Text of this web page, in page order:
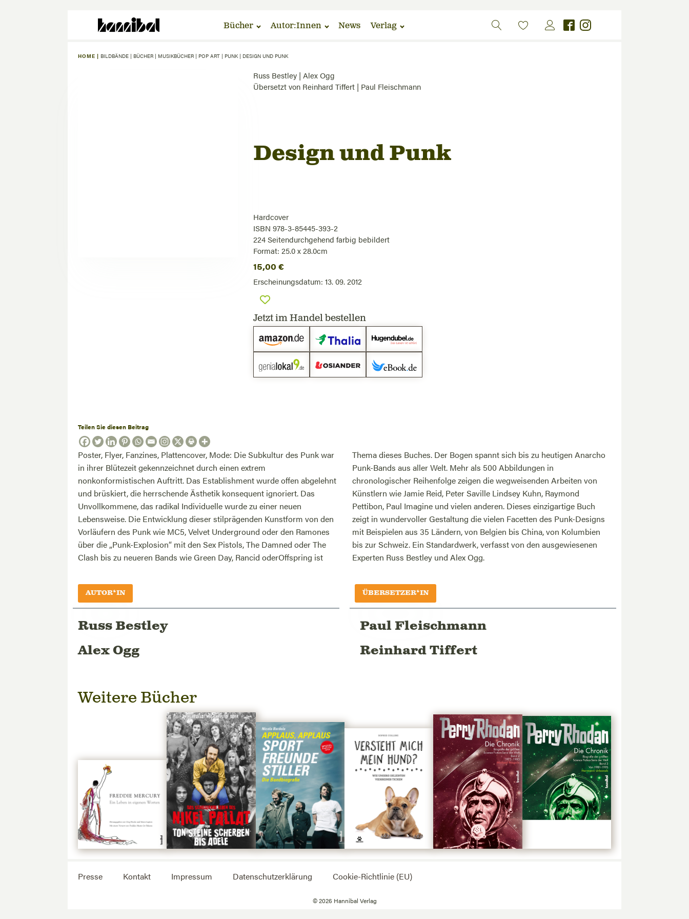
Bücher Autor:Innen News Verlag
HOME | BILDBÄNDE | BÜCHER | MUSIKBÜCHER | POP ART | PUNK| DESIGN UND PUNK
Russ Bestley | Alex Ogg
Übersetzt von Reinhard Tiffert | Paul Fleischmann
Design und Punk
Hardcover
ISBN 978-3-85445-393-2
224 Seitendurchgehend farbig bebildert
Format: 25.0 x 28.0cm
15,00 €
Erscheinungsdatum: 13. 09. 2012
Jetzt im Handel bestellen
Teilen Sie diesen Beitrag
Poster, Flyer, Fanzines, Plattencover, Mode: Die Subkultur des Punk war
in ihrer Blütezeit gekennzeichnet durch einen extrem
nonkonformistischen Auftritt. Das Establishment wurde offen abgelehnt
und brüskiert, die herrschende Ästhetik konsequent ignoriert. Das
Unvollkommene, das radikal Individuelle wurde zu einer neuen
Lebensweise. Die Entwicklung dieser stilprägenden Kunstform von den
Vorläufern des Punk wie MC5, Velvet Underground oder den Ramones
über die „Punk-Explosion“ mit den Sex Pistols, The Damned oder The
Clash bis zu neueren Bands wie Green Day, Rancid oderOffspring ist
Thema dieses Buches. Der Bogen spannt sich bis zu heutigen Anarcho
Punk-Bands aus aller Welt. Mehr als 500 Abbildungen in
chronologischer Reihenfolge zeigen die wegweisenden Arbeiten von
Künstlern wie Jamie Reid, Peter Saville Lindsey Kuhn, Raymond
Pettibon, Paul Imagine und vielen anderen. Dieses einzigartige Buch
zeigt in wundervoller Gestaltung die vielen Facetten des Punk-Designs
mit Beispielen aus 35 Ländern, von Belgien bis China, von Kolumbien
bis zur Schweiz. Ein Standardwerk, verfasst von den ausgewiesenen
Experten Russ Bestley und Alex Ogg.
AUTOR*IN
Russ Bestley
Alex Ogg
ÜBERSETZER*IN
Paul Fleischmann
Reinhard Tiffert
Weitere Bücher
Presse Kontakt Impressum Datenschutzerklärung Cookie-Richtlinie (EU)
©2026 Hannibal Verlag